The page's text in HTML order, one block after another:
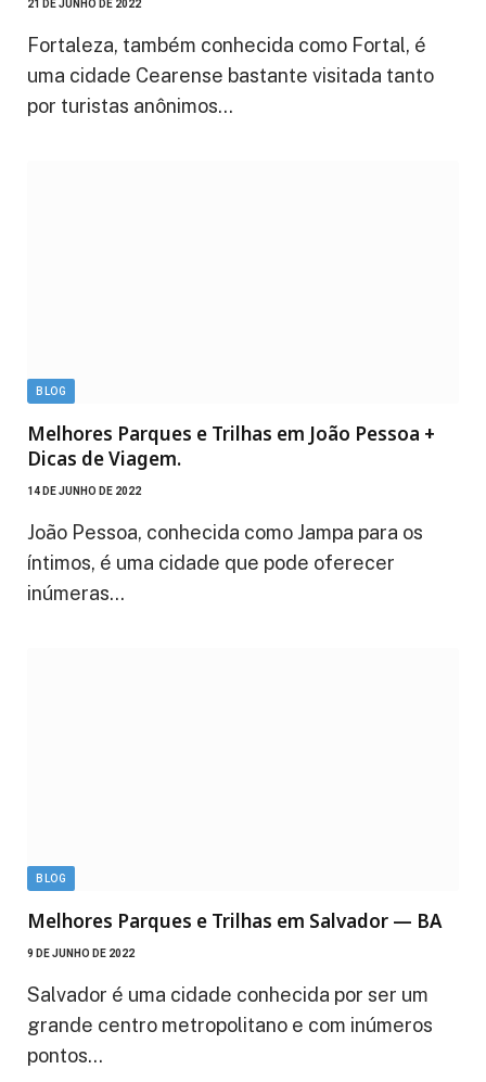
21 DE JUNHO DE 2022
Fortaleza, também conhecida como Fortal, é
uma cidade Cearense bastante visitada tanto
por turistas anônimos…
BLOG
Melhores Parques e Trilhas em João Pessoa +
Dicas de Viagem.
14 DE JUNHO DE 2022
João Pessoa, conhecida como Jampa para os
íntimos, é uma cidade que pode oferecer
inúmeras…
BLOG
Melhores Parques e Trilhas em Salvador — BA
9 DE JUNHO DE 2022
Salvador é uma cidade conhecida por ser um
grande centro metropolitano e com inúmeros
pontos…